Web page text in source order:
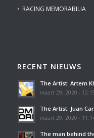
RACING MEMORABILIA
RECENT NIEUWS
The Artist: Artem
maart 29, 2020 -
The Artist: Juan
maart 29, 2020 -
The man behind